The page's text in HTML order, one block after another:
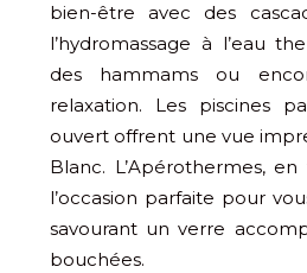
bien-être avec des
l’hydromassage à l’eau
des hammams ou
relaxation. Les piscines
ouvert offrent une vue
Blanc. L’Apérothermes,
l’occasion parfaite pour
savourant un verre
bouchées.